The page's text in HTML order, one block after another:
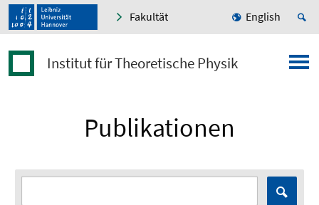
Fakultät English
Institut für Theoretische Physik
Publikationen